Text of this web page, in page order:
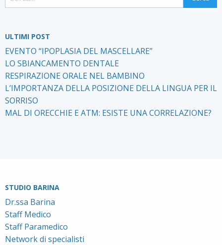
ULTIMI POST
EVENTO “IPOPLASIA DEL MASCELLARE”
LO SBIANCAMENTO DENTALE
RESPIRAZIONE ORALE NEL BAMBINO
L’IMPORTANZA DELLA POSIZIONE DELLA LINGUA PER IL
SORRISO
MAL DI ORECCHIE E ATM: ESISTE UNA CORRELAZIONE?
STUDIO BARINA
Dr.ssa Barina
Staff Medico
Staff Paramedico
Network di specialisti